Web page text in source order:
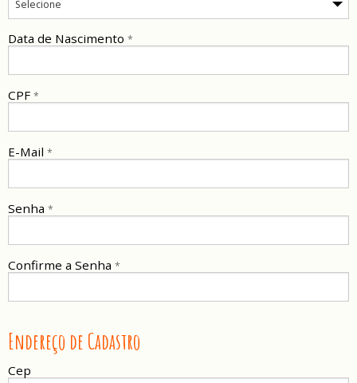
Data de Nascimento *
CPF *
E-Mail *
Senha *
Confirme a Senha *
Endereço de Cadastro
Cep